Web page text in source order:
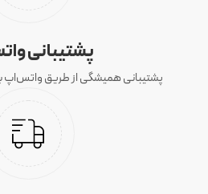
پشتیبانی
پشتیبانی همیشگی از طریق واتس‌اپ